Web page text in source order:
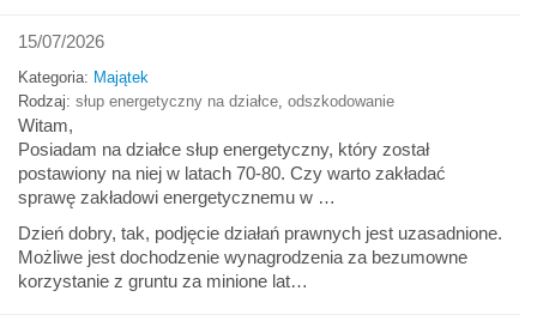
15/07/2026
Kategoria: Majątek
Rodzaj: słup energetyczny na działce odszkodowanie
Witam,
Posiadam na działce słup energetyczny, który został
postawiony na niej w latach 70-80. Czy warto zakładać
sprawę zakładowi energetycznemu w …
Dzień dobry, tak, podjęcie działań prawnych jest uzasadnione.
Możliwe jest dochodzenie wynagrodzenia za bezumowne
korzystanie z gruntu za minione lat…